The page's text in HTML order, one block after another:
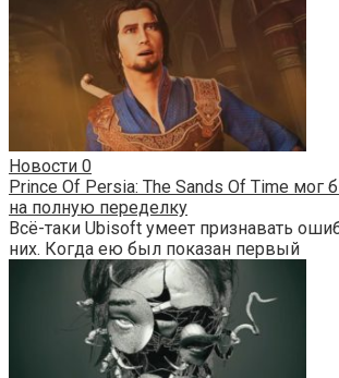
Новости 0
Prince Of Persia: The Sands Of Time мог
на полную переделку
Всё-таки Ubisoft умеет признавать
них. Когда ею был показан первый